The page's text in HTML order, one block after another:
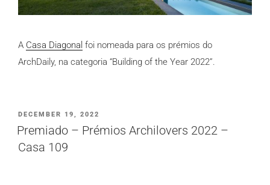
A Casa Diagonal foi nomeada para os prémios do
ArchDaily, na categoria “Building of the Year 2022”.
PUBLICADO
EM
DECEMBER 19, 2022
Premiado – Prémios Archilovers 2022 –
Casa 109